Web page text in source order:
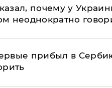
почему у
неоднократно
прибыл в